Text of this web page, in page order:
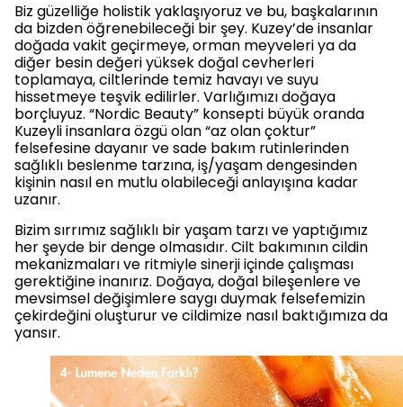
Biz güzelliğe holistik yaklaşıyoruz ve bu, başkalarının
da bizden öğrenebileceği bir şey. Kuzey’de insanlar
doğada vakit geçirmeye, orman meyveleri ya da
diğer besin değeri yüksek doğal cevherleri
toplamaya, ciltlerinde temiz havayı ve suyu
hissetmeye teşvik edilirler. Varlığımızı doğaya
borçluyuz. “Nordic Beauty” konsepti büyük oranda
Kuzeyli insanlara özgü olan “az olan çoktur”
felsefesine dayanır ve sade bakım rutinlerinden
sağlıklı beslenme tarzına, iş/yaşam dengesinden
kişinin nasıl en mutlu olabileceği anlayışına kadar
uzanır.
Bizim sırrımız sağlıklı bir yaşam tarzı ve yaptığımız
her şeyde bir denge olmasıdır. Cilt bakımının cildin
mekanizmaları ve ritmiyle sinerji içinde çalışması
gerektiğine inanırız. Doğaya, doğal bileşenlere ve
mevsimsel değişimlere saygı duymak felsefemizin
çekirdeğini oluşturur ve cildimize nasıl baktığımıza da
yansır.